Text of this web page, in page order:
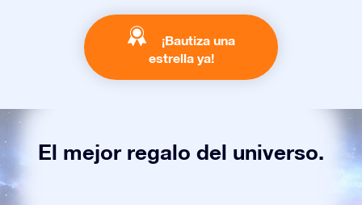
¡Bautiza una
estrella ya!
El mejor regalo del universo.